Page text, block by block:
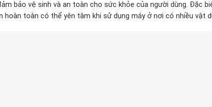
bảo vệ sinh và an toàn cho sức khỏe của người dùng. Đặc
hoàn toàn có thể yên tâm khi sử dụng máy ở nơi có nhiều vật